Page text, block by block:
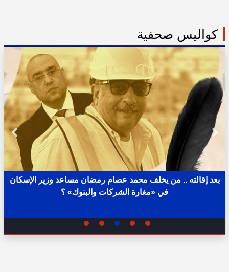
كواليس صحفية
بعد إقالته .. من يخلف محمد عصام رمضان مساعد وزير الإسكان
في «مغارة الشركات والبنوك» ؟